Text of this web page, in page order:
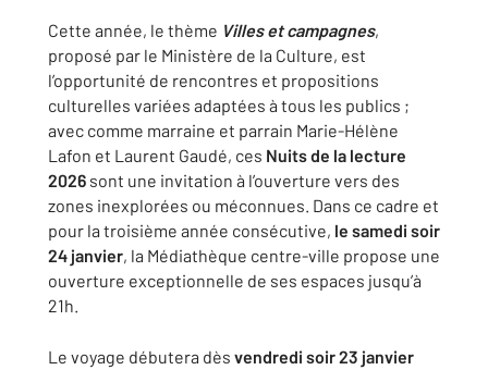
Cette année, le thème Villes et campagnes,
proposé par le Ministère de la Culture, est
l’opportunité de rencontres et propositions
culturelles variées adaptées à tous les publics ;
avec comme marraine et parrain Marie-Hélène
Lafon et Laurent Gaudé, ces Nuits de la lecture
2026 sont une invitation à l’ouverture vers des
zones inexplorées ou méconnues. Dans ce cadre et
pour la troisième année consécutive, le samedi soir
24 janvier, la Médiathèque centre-ville propose une
ouverture exceptionnelle de ses espaces jusqu’à
21h.
Le voyage débutera dès vendredi soir 23 janvier